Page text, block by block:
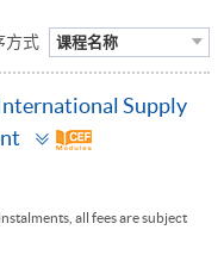
方式 课程名称
Supply
Toggle
panel
all fees are subject